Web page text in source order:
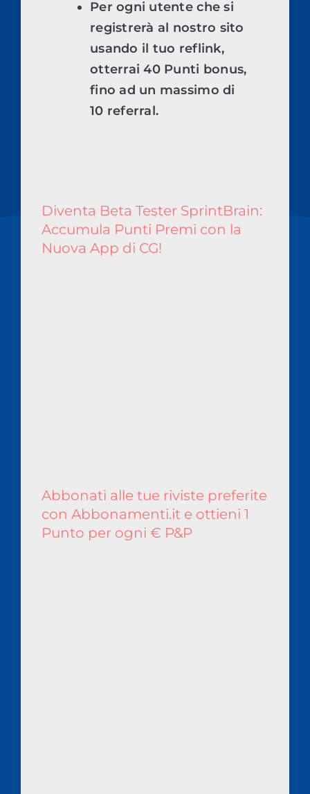
Per ogni utente che si
registrerà al nostro sito
usando il tuo reflink,
otterrai 40 Punti bonus,
fino ad un massimo di
10 referral.
Diventa Beta Tester SprintBrain:
Accumula Punti Premi con la
Nuova App di CG!
Abbonati alle tue riviste preferite
con Abbonamenti.it e ottieni 1
Punto per ogni € P&P